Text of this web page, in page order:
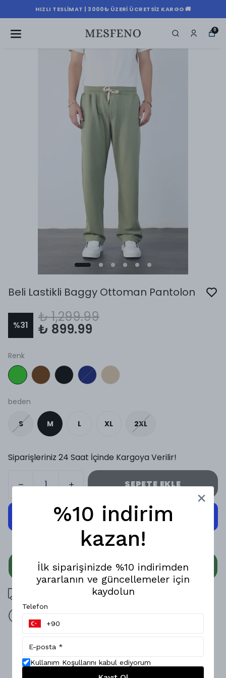
HIZLI TESLIMAT | 3000₺ ÜZERI ÜCRETSIZ KARGO 🚚
0
Beli Lastikli Baggy Ottoman Pantolon
%31
₺ 1,299.99
₺ 899.99
Renk
beden
S M L XL 2XL
Siparişleriniz 24 Saat İçinde Kargoya Verilir!
SEPETE EKLE
WHATSAPP
3000 TL üzeri ücretsiz kargo
14 gün içinde iade değişim
Ürün Açıklaması
Konfor ve tarzı bir araya getiren özel üretim Baggy
Pantolon, bel lastiği ve kordon detaylarıyla modern bir
%10 indirim
kazan!
İlk siparişinizde %10 indirimden
yararlanın ve güncellemeler için
kaydolun
Telefon
Kullanım Koşullarını kabul ediyorum